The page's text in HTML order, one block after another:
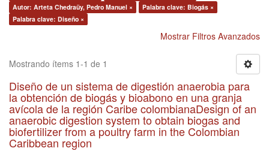
Autor: Arteta Chedraüy, Pedro Manuel ×
Palabra clave: Biogás ×
Palabra clave: Diseño ×
Mostrar Filtros Avanzados
Mostrando ítems 1-1 de 1
Diseño de un sistema de digestión anaerobia para
la obtención de biogás y bioabono en una granja
avícola de la región Caribe colombianaDesign of an
anaerobic digestion system to obtain biogas and
biofertilizer from a poultry farm in the Colombian
Caribbean region